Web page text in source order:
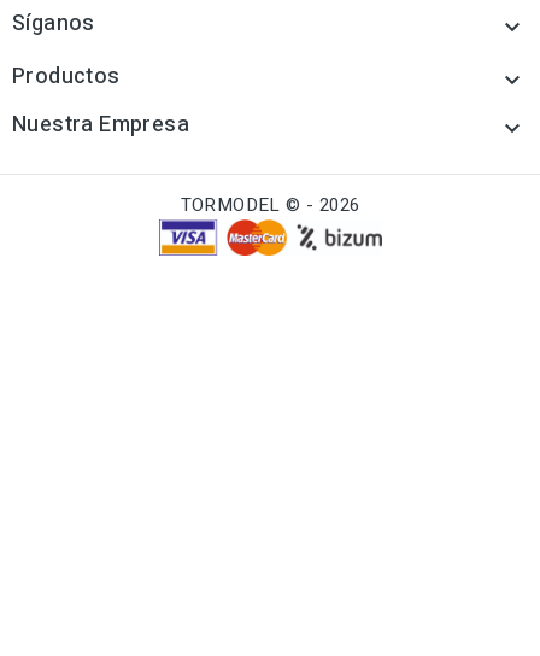
Síganos 
Productos 
Nuestra Empresa 
TORMODEL © - 2026